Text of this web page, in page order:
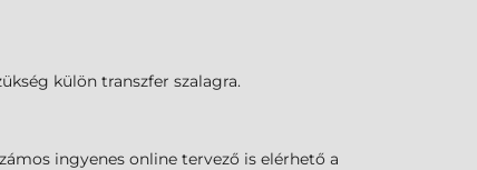
külön transzfer szalagra.
ingyenes online tervező is elérhető a